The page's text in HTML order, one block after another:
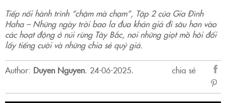
Tiếp nối hành trình “chậm mà chạm”, Tập 2 của Gia Đình
Haha – Những ngày trời bao la đưa khán giả đi sâu hơn vào
các hoạt động ở núi rừng Tây Bắc, nơi những giọt mồ hôi đổi
lấy tiếng cười và những chia sẻ quý giá.
Author: Duyen Nguyen. 24-06-2025.
chia sẻ
sẻ